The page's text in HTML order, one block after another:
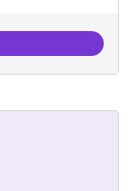
d'ateneus -